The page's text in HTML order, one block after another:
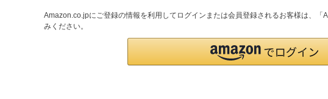
Amazon.co.jpにご登録の情報を利用してログインまたは会員登録されるお客様は、「
みください。